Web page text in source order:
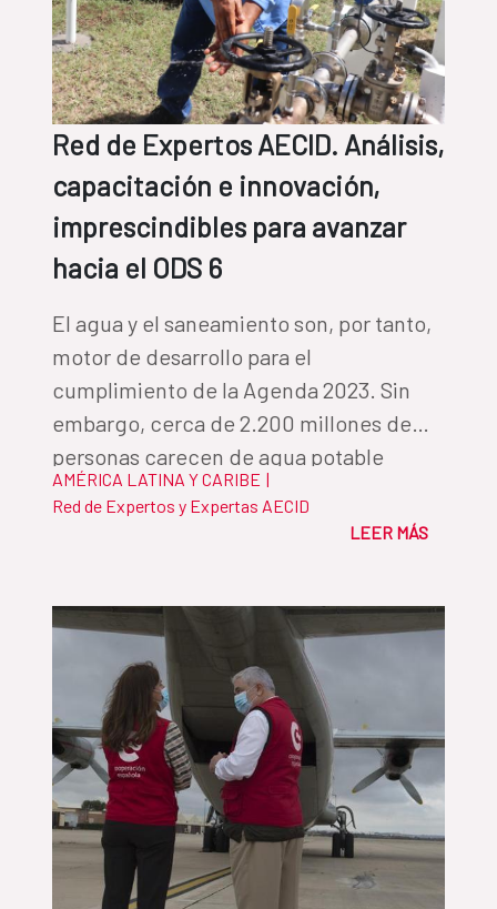
Red de Expertos AECID. Análisis,
capacitación e innovación,
imprescindibles para avanzar
hacia el ODS 6
El agua y el saneamiento son, por tanto,
motor de desarrollo para el
cumplimiento de la Agenda 2023. Sin
embargo, cerca de 2.200 millones de
personas carecen de agua potable
gestionada de forma segura y 3.500
millones no disponen de saneamiento
Cooperación para Agua y Saneamiento
AMÉRICA LATINA Y CARIBE |
Red de Expertos y Expertas AECID
LEER MÁS